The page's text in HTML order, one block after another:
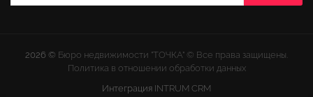
2026 © Бюро недвижимости "ТОЧКА" © Все права защищены.
Политика в отношении обработки данных
Интеграция INTRUM CRM